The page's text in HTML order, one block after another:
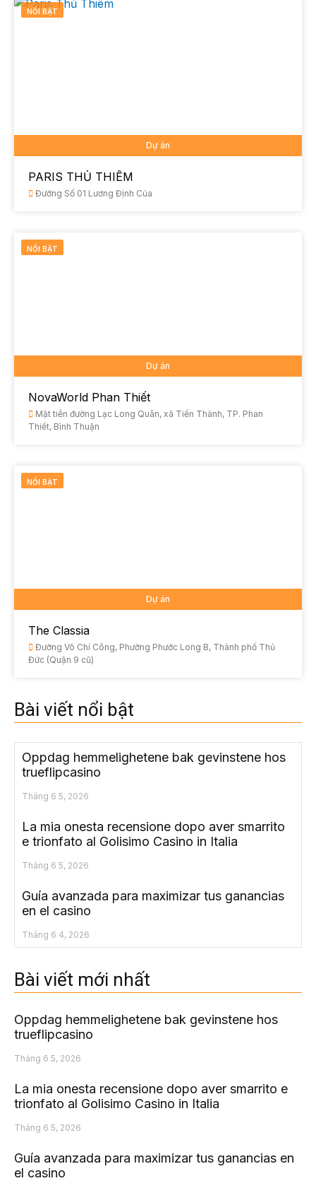
NỔI BẬT
Dự án
PARIS THỦ THIÊM
Đường Số 01 Lương Định Của
NỔI BẬT
Dự án
NovaWorld Phan Thiết
Mặt tiền đường Lạc Long Quân, xã Tiến Thành, TP. Phan
Thiết, Bình Thuận
NỔI BẬT
Dự án
The Classia
Đường Võ Chí Công, Phường Phước Long B, Thành phố Thủ
Đức (Quận 9 cũ)
Bài viết nổi bật
Oppdag hemmelighetene bak gevinstene hos
trueflipcasino
Tháng 6 5, 2026
La mia onesta recensione dopo aver smarrito
e trionfato al Golisimo Casino in Italia
Tháng 6 5, 2026
Guía avanzada para maximizar tus ganancias
en el casino
Tháng 6 4, 2026
Bài viết mới nhất
Oppdag hemmelighetene bak gevinstene hos
trueflipcasino
Tháng 6 5, 2026
La mia onesta recensione dopo aver smarrito e
trionfato al Golisimo Casino in Italia
Tháng 6 5, 2026
Guía avanzada para maximizar tus ganancias en
el casino